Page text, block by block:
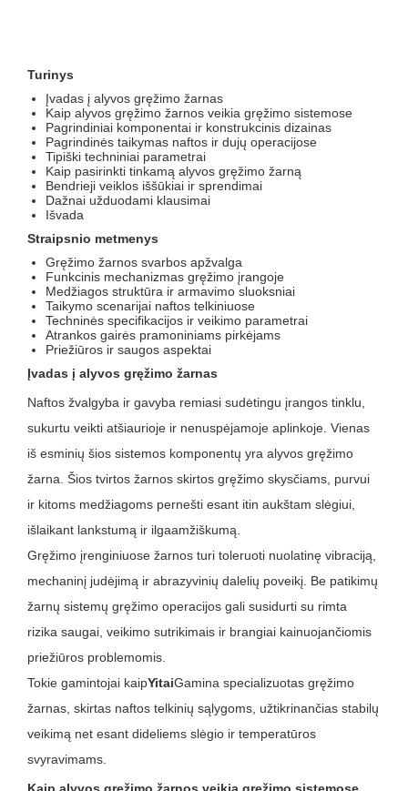
Turinys
Įvadas į alyvos gręžimo žarnas
Kaip alyvos gręžimo žarnos veikia gręžimo sistemose
Pagrindiniai komponentai ir konstrukcinis dizainas
Pagrindinės taikymas naftos ir dujų operacijose
Tipiški techniniai parametrai
Kaip pasirinkti tinkamą alyvos gręžimo žarną
Bendrieji veiklos iššūkiai ir sprendimai
Dažnai užduodami klausimai
Išvada
Straipsnio metmenys
Gręžimo žarnos svarbos apžvalga
Funkcinis mechanizmas gręžimo įrangoje
Medžiagos struktūra ir armavimo sluoksniai
Taikymo scenarijai naftos telkiniuose
Techninės specifikacijos ir veikimo parametrai
Atrankos gairės pramoniniams pirkėjams
Priežiūros ir saugos aspektai
Įvadas į alyvos gręžimo žarnas
Naftos žvalgyba ir gavyba remiasi sudėtingu įrangos tinklu,
sukurtu veikti atšiaurioje ir nenuspėjamoje aplinkoje. Vienas
iš esminių šios sistemos komponentų yra alyvos gręžimo
žarna. Šios tvirtos žarnos skirtos gręžimo skysčiams, purvui
ir kitoms medžiagoms pernešti esant itin aukštam slėgiui,
išlaikant lankstumą ir ilgaamžiškumą.
Gręžimo įrenginiuose žarnos turi toleruoti nuolatinę vibraciją,
mechaninį judėjimą ir abrazyvinių dalelių poveikį. Be patikimų
žarnų sistemų gręžimo operacijos gali susidurti su rimta
rizika saugai, veikimo sutrikimais ir brangiai kainuojančiomis
priežiūros problemomis.
Tokie gamintojai kaipYitaiGamina specializuotas gręžimo
žarnas, skirtas naftos telkinių sąlygoms, užtikrinančias stabilų
veikimą net esant dideliems slėgio ir temperatūros
svyravimams.